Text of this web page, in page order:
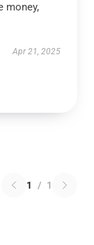
money,
Apr 21, 2025
1 / 1